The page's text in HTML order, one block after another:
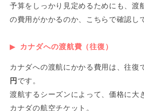
予算をしっかり見定めるためにも、渡
の費用がかかるのか、こちらで確認し
カナダへの渡航費（往復）
カナダへの渡航にかかる費用は、往復
円 です。
渡航するシーズンによって、価格に大
カナダの航空チケット。